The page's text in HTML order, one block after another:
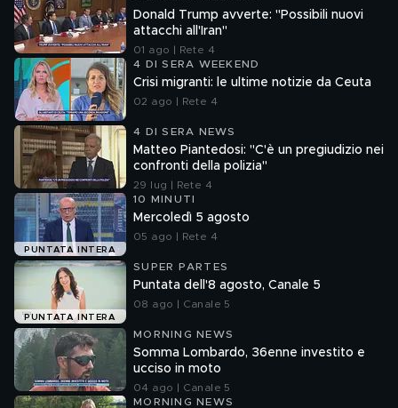
Donald Trump avverte: "Possibili nuovi
attacchi all'Iran"
01 ago | Rete 4
4 DI SERA WEEKEND
Crisi migranti: le ultime notizie da Ceuta
02 ago | Rete 4
4 DI SERA NEWS
Matteo Piantedosi: "C'è un pregiudizio nei
confronti della polizia"
29 lug | Rete 4
PUNTATA INTERA
10 MINUTI
Mercoledì 5 agosto
05 ago | Rete 4
PUNTATA INTERA
SUPER PARTES
Puntata dell'8 agosto, Canale 5
08 ago | Canale 5
MORNING NEWS
Somma Lombardo, 36enne investito e
ucciso in moto
04 ago | Canale 5
MORNING NEWS